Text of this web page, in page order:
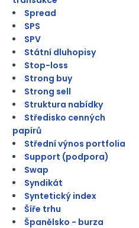
Spread
SPS
SPV
Státní dluhopisy
Stop-loss
Strong buy
Strong sell
Struktura nabídky
Středisko cenných
papírů
Střední výnos portfolia
Support (podpora)
Swap
Syndikát
Syntetický index
Šíře trhu
Španělsko - burza